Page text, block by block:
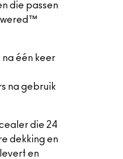
die passen
één keer
na gebruik
die 24
dekking en
en